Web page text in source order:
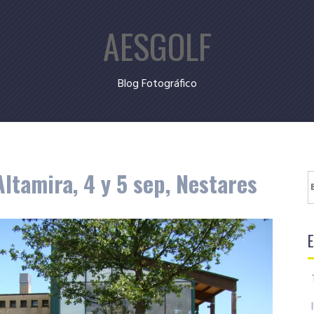
AESGOLF
Blog Fotográfico
4 y 5 sep, Nestares